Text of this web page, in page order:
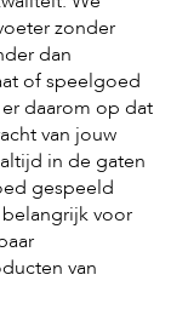
zonder
dan
of speelgoed
daarom op dat
van jouw
in de gaten
gespeeld
voor
van